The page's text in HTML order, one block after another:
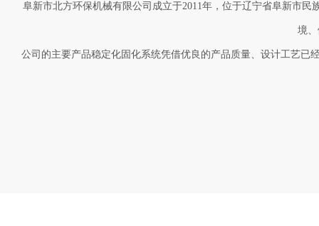
阜新市北方环保机械有限公司成立于2011年，位于辽宁省阜新市
境
公司的主要产品稳定化固化系统凭借优良的产品质量、设计工艺已